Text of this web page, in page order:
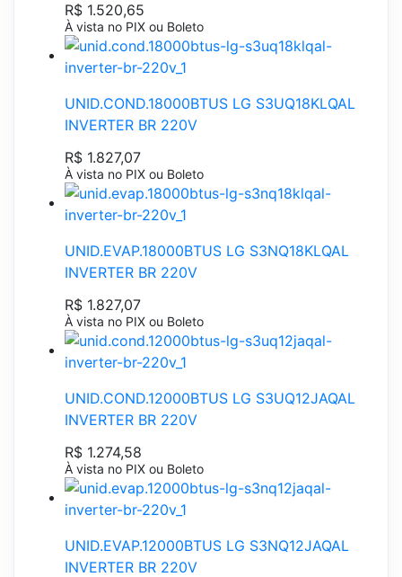
R$ 1.520,65
À vista no PIX ou Boleto
UNID.COND.18000BTUS LG S3UQ18KLQAL
INVERTER BR 220V
R$ 1.827,07
À vista no PIX ou Boleto
UNID.EVAP.18000BTUS LG S3NQ18KLQAL
INVERTER BR 220V
R$ 1.827,07
À vista no PIX ou Boleto
UNID.COND.12000BTUS LG S3UQ12JAQAL
INVERTER BR 220V
R$ 1.274,58
À vista no PIX ou Boleto
UNID.EVAP.12000BTUS LG S3NQ12JAQAL
INVERTER BR 220V